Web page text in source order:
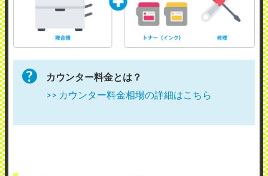
カウンター料金とは？
>> カウンター料金相場の詳細はこちら